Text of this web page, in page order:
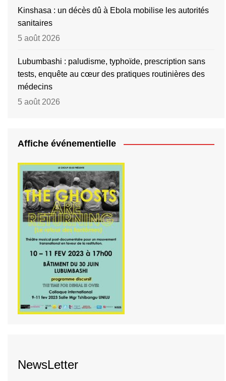
Kinshasa : un décès dû à Ebola mobilise les autorités
sanitaires
5 août 2026
Lubumbashi : paludisme, typhoïde, prescription sans
tests, enquête au cœur des pratiques routinières des
médecins
5 août 2026
Affiche événementielle
NewsLetter